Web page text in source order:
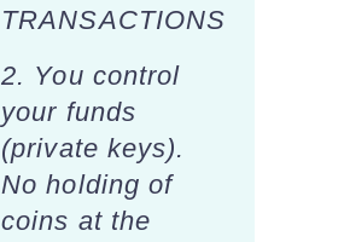
TRANSACTIONS
2. You control
your funds
(private keys).
No holding of
coins at the